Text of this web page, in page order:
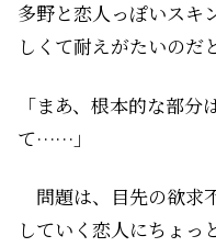
多野と恋人っぽいスキ
しくて耐えがたいのだ
「まあ、根本的な部
て……」
問題は、目先の欲求
していく恋人にちょっ